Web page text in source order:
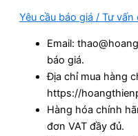
Yêu cầu báo giá / Tư
Email:
báo giá.
Địa chỉ mua hàng
https://
Hàng hóa chính
đơn VAT đầy đủ.